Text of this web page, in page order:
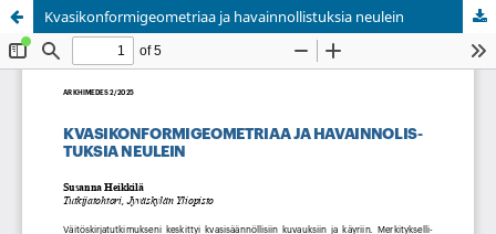
Kvasikonformigeometriaa ja havainnollistuksia neulein
Palvelua ylläpitää